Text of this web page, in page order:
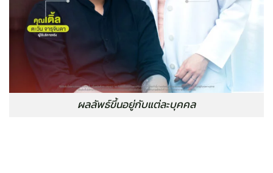
ผลลัพธ์ขึ้นอยู่กับแต่ละบุคคล